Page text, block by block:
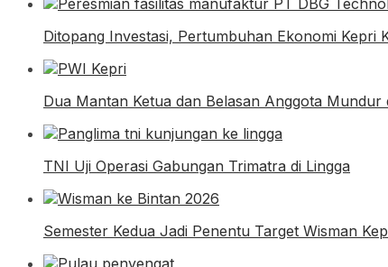
Ditopang Investasi, Pertumbuhan Ekonomi Kepri
Dua Mantan Ketua dan Belasan Anggota Mundur
TNI Uji Operasi Gabungan Trimatra di Lingga
Semester Kedua Jadi Penentu Target Wisman